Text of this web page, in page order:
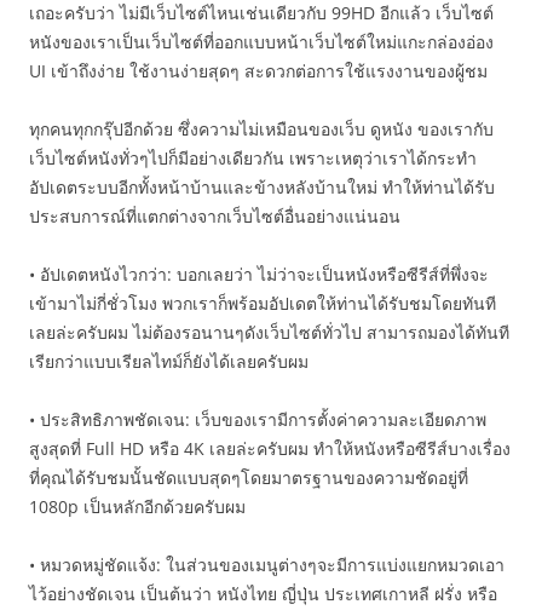
เถอะครับว่า ไม่มีเว็บไซต์ไหนเช่นเดียวกับ 99HD อีกแล้ว เว็บไซต์
หนังของเราเป็นเว็บไซต์ที่ออกแบบหน้าเว็บไซต์ใหม่แกะกล่องอ่อง
UI เข้าถึงง่าย ใช้งานง่ายสุดๆ สะดวกต่อการใช้แรงงานของผู้ชม
ทุกคนทุกกรุ๊ปอีกด้วย ซึ่งความไม่เหมือนของเว็บ ดูหนัง ของเรากับ
เว็บไซต์หนังทั่วๆไปก็มีอย่างเดียวกัน เพราะเหตุว่าเราได้กระทำ
อัปเดตระบบอีกทั้งหน้าบ้านและข้างหลังบ้านใหม่ ทำให้ท่านได้รับ
ประสบการณ์ที่แตกต่างจากเว็บไซต์อื่นอย่างแน่นอน
• อัปเดตหนังไวกว่า: บอกเลยว่า ไม่ว่าจะเป็นหนังหรือซีรีส์ที่พึ่งจะ
เข้ามาไม่กี่ชั่วโมง พวกเราก็พร้อมอัปเดตให้ท่านได้รับชมโดยทันที
เลยล่ะครับผม ไม่ต้องรอนานๆดังเว็บไซต์ทั่วไป สามารถมองได้ทันที
เรียกว่าแบบเรียลไทม์ก็ยังได้เลยครับผม
• ประสิทธิภาพชัดเจน: เว็บของเรามีการตั้งค่าความละเอียดภาพ
สูงสุดที่ Full HD หรือ 4K เลยล่ะครับผม ทำให้หนังหรือซีรีส์บางเรื่อง
ที่คุณได้รับชมนั้นชัดแบบสุดๆโดยมาตรฐานของความชัดอยู่ที่
1080p เป็นหลักอีกด้วยครับผม
• หมวดหมู่ชัดแจ้ง: ในส่วนของเมนูต่างๆจะมีการแบ่งแยกหมวดเอา
ไว้อย่างชัดเจน เป็นต้นว่า หนังไทย ญี่ปุ่น ประเทศเกาหลี ฝรั่ง หรือ